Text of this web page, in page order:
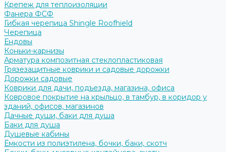
Крепеж для теплоизоляции
Фанера ФСФ
Гибкая черепица Shingle Roofhield
Черепица
Ендовы
Коньки-карнизы
Арматура композитная стеклопластиковая
Грязезащитные коврики и садовые дорожки
Дорожки садовые
Коврики для дачи, подъезда, магазина, офиса
Ковровое покрытие на крыльцо, в тамбур, в коридор у
зданий, офисов, магазинов
Дачные души, баки для душа
Баки для душа
Душевые кабины
Ёмкости из полиэтилена, бочки, баки, скотч